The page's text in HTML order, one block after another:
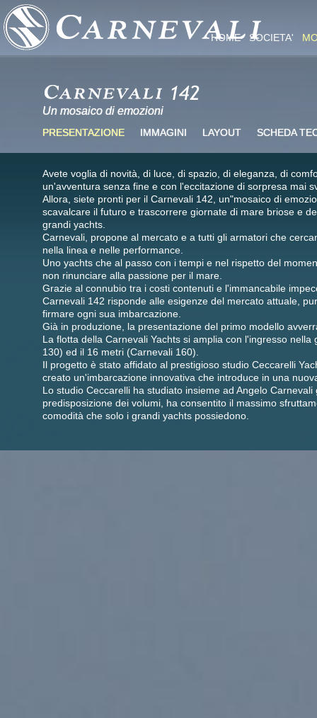
HOME SOCIETA'
Un mosaico di emozioni
PRESENTAZIONE IMMAGINI LAYOUT SCHEDA
Avete voglia di novità, di luce, di spazio, di eleganza, di
un'avventura senza fine e con l'eccitazione di sorpresa mai
Allora, siete pronti per il Carnevali 142, un"mosaico di
scavalcare il futuro e trascorrere giornate di mare briose e
grandi yachts.
Carnevali, propone al mercato e a tutti gli armatori che
nella linea e nelle performance.
Uno yachts che al passo con i tempi e nel rispetto del
non rinunciare alla passione per il mare.
Grazie al connubio tra i costi contenuti e l'immancabile
Carnevali 142 risponde alle esigenze del mercato attuale,
firmare ogni sua imbarcazione.
Già in produzione, la presentazione del primo modello
La flotta della Carnevali Yachts si amplia con l'ingresso
130) ed il 16 metri (Carnevali 160).
Il progetto è stato affidato al prestigioso studio Ceccarelli
creato un'imbarcazione innovativa che introduce in una
Lo studio Ceccarelli ha studiato insieme ad Angelo
predisposizione dei volumi, ha consentito il massimo
comodità che solo i grandi yachts possiedono.